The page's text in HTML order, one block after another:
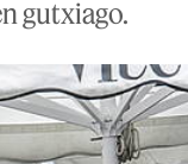
gutxiago.